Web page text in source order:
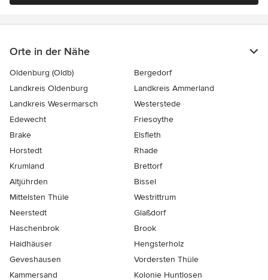
Orte in der Nähe
Oldenburg (Oldb)
Bergedorf
Landkreis Oldenburg
Landkreis Ammerland
Landkreis Wesermarsch
Westerstede
Edewecht
Friesoythe
Brake
Elsfleth
Horstedt
Rhade
Krumland
Brettorf
Altjührden
Bissel
Mittelsten Thüle
Westrittrum
Neerstedt
Glaßdorf
Haschenbrok
Brook
Haidhäuser
Hengsterholz
Geveshausen
Vordersten Thüle
Kammersand
Kolonie Huntlosen